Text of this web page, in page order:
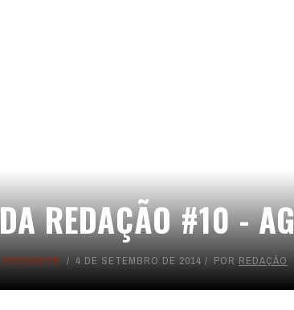
REDAÇÃO #10 -
PODCASTS 4 DE SETEMBRO DE 2014 POR REDAÇÃO